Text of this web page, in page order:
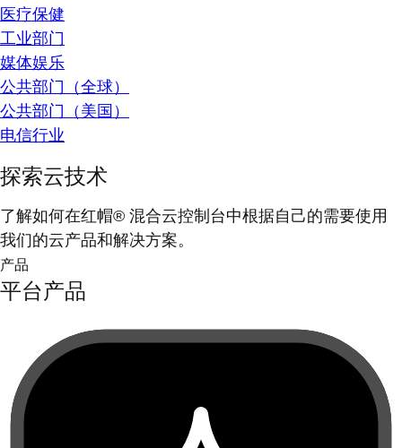
医疗保健
工业部门
媒体娱乐
公共部门（全球）
公共部门（美国）
电信行业
探索云技术
了解如何在红帽® 混合云控制台中根据自己的需要使用
我们的云产品和解决方案。
产品
平台产品